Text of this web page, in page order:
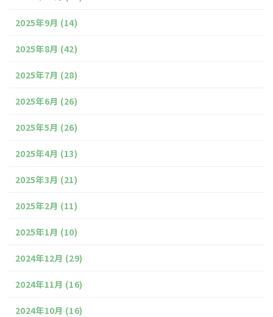
2025年9月 (14)
2025年8月 (42)
2025年7月 (28)
2025年6月 (26)
2025年5月 (26)
2025年4月 (13)
2025年3月 (21)
2025年2月 (11)
2025年1月 (10)
2024年12月 (29)
2024年11月 (16)
2024年10月 (16)